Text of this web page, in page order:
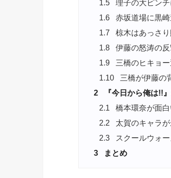
1.5
理子の大ピン
1.6
赤坂道場に黒崎
1.7
椋木はあっさ
1.8
伊藤の怒涛の反
1.9
三橋のヒキョ
1.10
三橋が伊藤の
2
『今日から俺は!!
2.1
橋本環奈が面白
2.2
太賀のキャラ
2.3
スクールウォ
3
まとめ